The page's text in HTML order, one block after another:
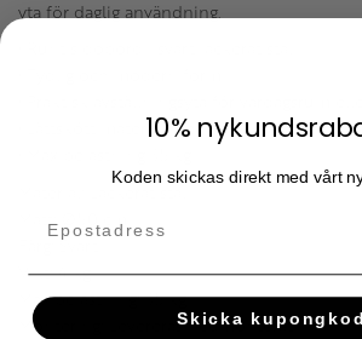
yta för daglig användning.
• Lättskött material med stabil känsla
Material: Lackerat stål
Mått: Ø50 cm
Färg: Svart
Vikt: 4 kg
Max belastning: 35 kg
Montering: Levereras nedmonterat
10%
Koden skickas direkt med vårt
Skicka kupongkod